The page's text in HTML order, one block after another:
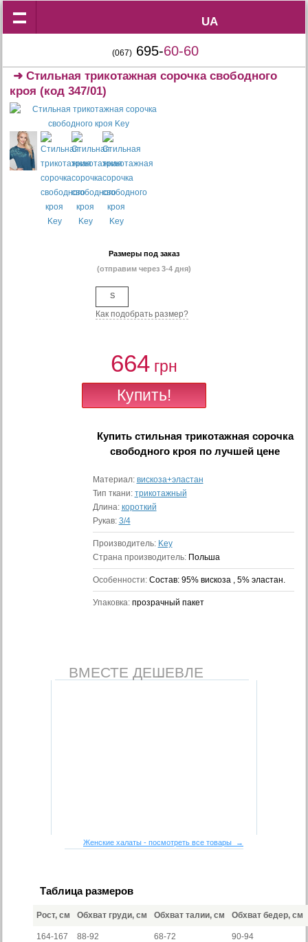
UA
UA
(067) 695-60-60
➜Стильная трикотажная сорочка свободного
кроя (код 347/01)
Размеры под заказ
(отправим через 3-4 дня)
S
Как подобрать размер?
664 грн
Купить стильная трикотажная сорочка
свободного кроя по лучшей цене
Материал: вискоза+эластан
Тип ткани: трикотажный
Длина: короткий
Рукав: 3/4
Производитель: Key
Страна производитель: Польша
Особенности: Состав: 95% вискоза , 5% эластан.
Упаковка: прозрачный пакет
ВМЕСТЕ ДЕШЕВЛЕ
Женские халаты - посмотреть все товары →
Таблица размеров
Рост, см Обхват груди, см Обхват талии, см Обхват бедер, см
164-167 88-92 68-72 90-94